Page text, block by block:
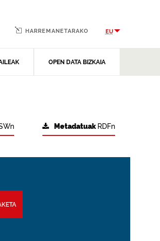
OPEN DATA BIZKAIA
HARREMANETARAKO EU
Metadatuak RDFn